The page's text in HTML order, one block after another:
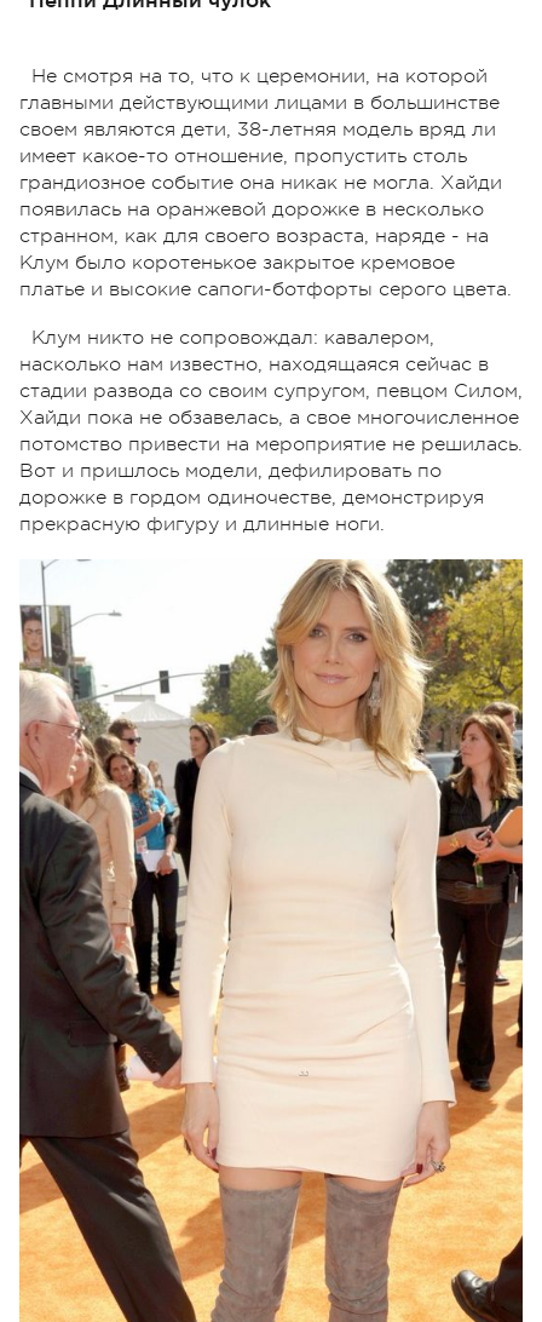
Не смотря на то, что к церемонии, на которой
главными действующими лицами в большинстве
своем являются дети, 38-летняя модель вряд ли
имеет какое-то отношение, пропустить столь
грандиозное событие она никак не могла. Хайди
появилась на оранжевой дорожке в несколько
странном, как для своего возраста, наряде - на
Клум было коротенькое закрытое кремовое
платье и высокие сапоги-ботфорты серого цвета.
Клум никто не сопровождал: кавалером,
насколько нам известно, находящаяся сейчас в
стадии развода со своим супругом, певцом Силом,
Хайди пока не обзавелась, а свое многочисленное
потомство привести на мероприятие не решилась.
Вот и пришлось модели, дефилировать по
дорожке в гордом одиночестве, демонстрируя
прекрасную фигуру и длинные ноги.